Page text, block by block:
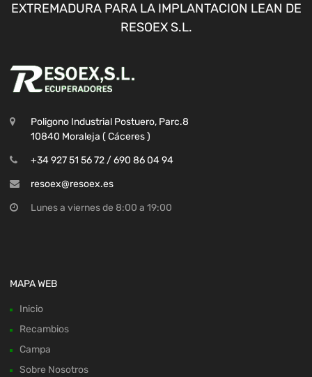
EXTREMADURA PARA LA IMPLANTACION LEAN DE
RESOEX S.L.
Poligono Industrial Postuero, Parc.8
10840 Moraleja ( Cáceres )
+34 927 51 56 72 / 690 86 04 94
resoex@resoex.es
Lunes a viernes de 8:00 a 19:00
MAPA WEB
Inicio
Recambios
Campa
Sobre Nosotros